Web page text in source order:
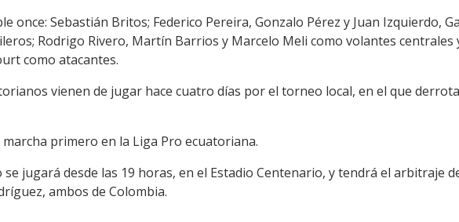
once: Sebastián Britos; Federico Pereira, Gonzalo Pérez y Juan Izquierdo,
Rodrigo Rivero, Martín Barrios y Marcelo Meli como volantes centrales
como atacantes.
vienen de jugar hace cuatro días por el torneo local, en el que
marcha primero en la Liga Pro ecuatoriana.
se jugará desde las 19 horas, en el Estadio Centenario, y tendrá el arbitraje
ambos de Colombia.